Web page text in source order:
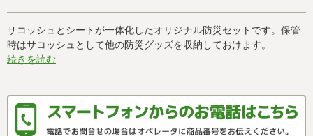
サコッシュとシートが一体化したオリジナル防災セットです。保管
時はサコッシュとして他の防災グッズを収納しておけます。
続きを読む